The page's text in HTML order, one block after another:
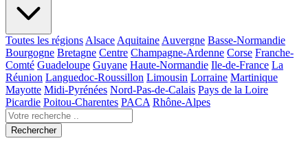
Toutes les régions Alsace Aquitaine Auvergne Basse-Normandie
Bourgogne Bretagne Centre Champagne-Ardenne Corse Franche-
Comté Guadeloupe Guyane Haute-Normandie Ile-de-France La
Réunion Languedoc-Roussillon Limousin Lorraine Martinique
Mayotte Midi-Pyrénées Nord-Pas-de-Calais Pays de la Loire
Picardie Poitou-Charentes PACA Rhône-Alpes
Rechercher